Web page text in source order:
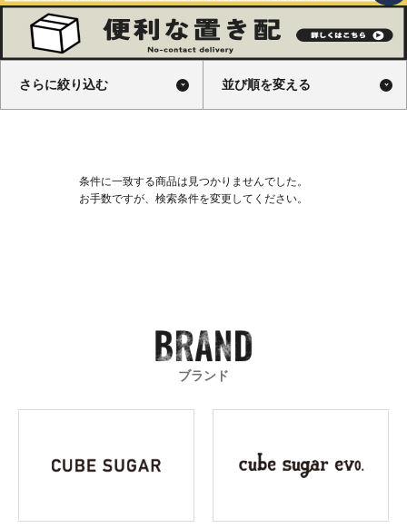
さらに絞り込む 並び順を変える
条件に一致する商品は見つかりませんでした。
お手数ですが、検索条件を変更してください。
ブランド